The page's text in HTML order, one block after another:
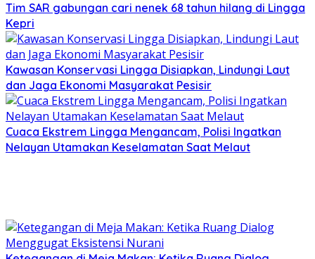
Tim SAR gabungan cari nenek 68 tahun hilang di Lingga
Kepri
Kawasan Konservasi Lingga Disiapkan, Lindungi Laut
dan Jaga Ekonomi Masyarakat Pesisir
Cuaca Ekstrem Lingga Mengancam, Polisi Ingatkan
Nelayan Utamakan Keselamatan Saat Melaut